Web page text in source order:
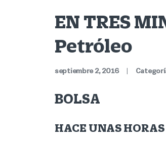
EN TRES
Petróleo
septiembre 2, 2016
BOLSA
HACE UNAS HORAS